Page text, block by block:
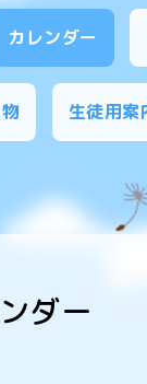
カレンダー
生徒用案
ダー